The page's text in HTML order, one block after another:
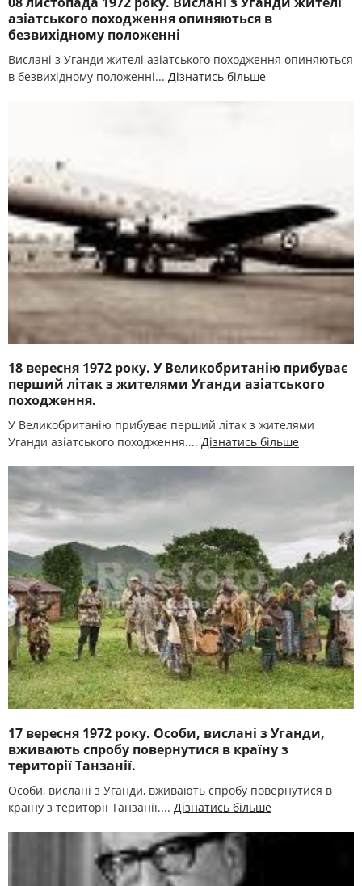
азіатського походження опиняються в
безвихідному положенні
Вислані з Уганди жителі азіатського походження опиняються
в безвихідному положенні... Дізнатись більше
18 вересня 1972 року. У Великобританію прибуває
перший літак з жителями Уганди азіатського
походження.
У Великобританію прибуває перший літак з жителями
Уганди азіатського походження.... Дізнатись більше
17 вересня 1972 року. Особи, вислані з Уганди,
вживають спробу повернутися в країну з
території Танзанії.
Особи, вислані з Уганди, вживають спробу повернутися в
країну з території Танзанії.... Дізнатись більше